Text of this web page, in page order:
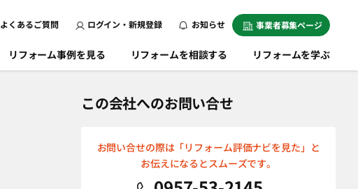
よくあるご質問 ログイン・新規登録 お知らせ 事業者募集ページ
リフォーム事例を見る リフォームを相談する リフォームを学ぶ
この会社へのお問い合せ
お問い合せの際は「リフォーム評価ナビを見た」と
お伝えになるとスムーズです。